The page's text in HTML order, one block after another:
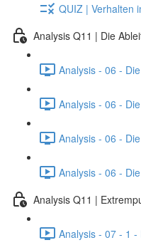
QUIZ | Verhalten
Analysis Q11 | Die
Analysis - 06 -
Analysis - 06 -
Analysis - 06 -
Analysis - 06 -
Analysis Q11 |
Analysis - 07 - 1